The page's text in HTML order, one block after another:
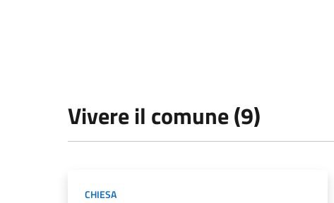
Vivere il comune (9)
CHIESA